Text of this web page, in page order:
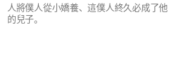
人將僕人從小嬌養、這僕人終久必成了他
的兒子。